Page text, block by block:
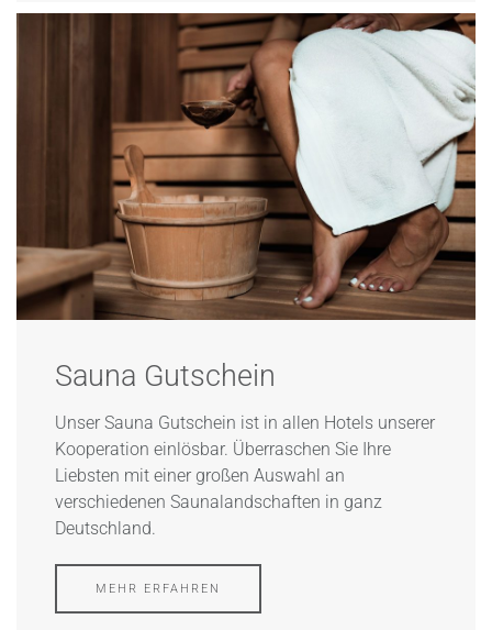
Sauna Gutschein
Unser Sauna Gutschein ist in allen Hotels unserer
Kooperation einlösbar. Überraschen Sie Ihre
Liebsten mit einer großen Auswahl an
verschiedenen Saunalandschaften in ganz
Deutschland.
MEHR ERFAHREN